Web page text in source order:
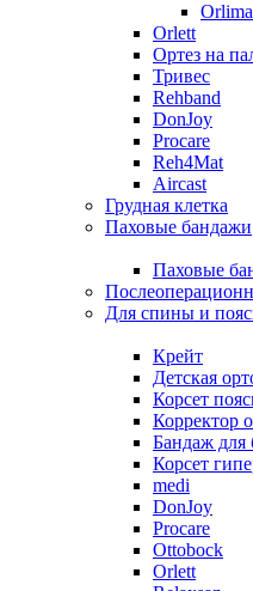
Orlett
Ортез на
Тривес
Rehband
DonJoy
Procare
Reh4Mat
Aircast
Грудная клетка
Паховые бандажи
Паховые
Для спины и
Крейт
Детская
Корсет
Корректор
Бандаж для
Корсет
medi
DonJoy
Procare
Ottobock
Orlett